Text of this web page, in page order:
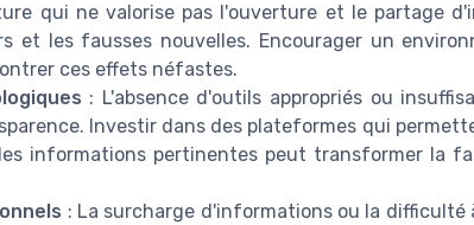
qui ne valorise pas l'ouverture et le partage
et les fausses nouvelles. Encourager un
ces effets néfastes.
: L'absence d'outils appropriés ou
Investir dans des plateformes qui
informations pertinentes peut transformer la
: La surcharge d'informations ou la difficulté